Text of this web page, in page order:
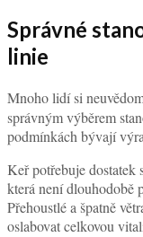
Správné
linie
Mnoho lidí si
správným výběrem
podmínkách bývají
Keř potřebuje dostatek
která není dlouhodobě
Přehoustlé a špatně
oslabovat celkovou